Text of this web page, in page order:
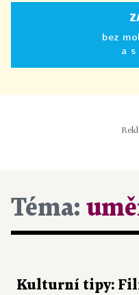
bez
a s
Téma:
Kulturní tipy: